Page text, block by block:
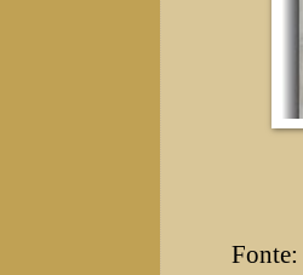
Fonte: